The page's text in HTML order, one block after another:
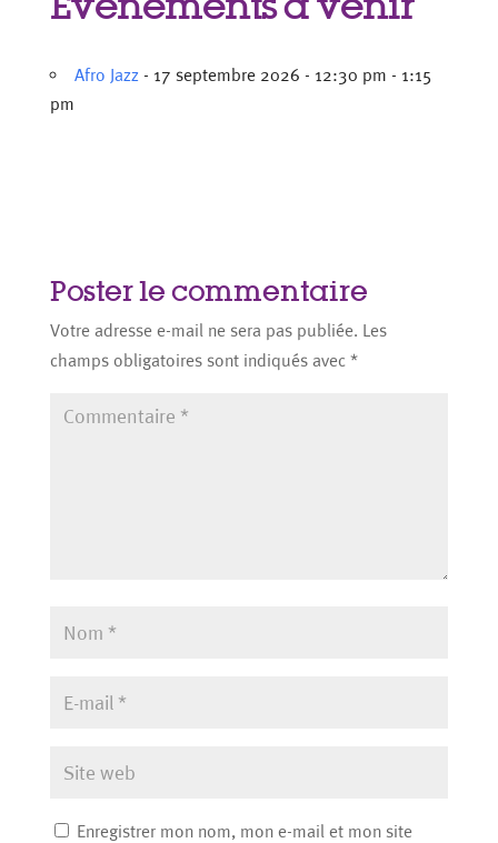
Afro Jazz- 17 septembre 2026 - 12:30 pm - 1:15
pm
Poster le commentaire
Votre adresse e-mail ne sera pas publiée. Les
champs obligatoires sont indiqués avec *
Enregistrer mon nom, mon e-mail et mon site